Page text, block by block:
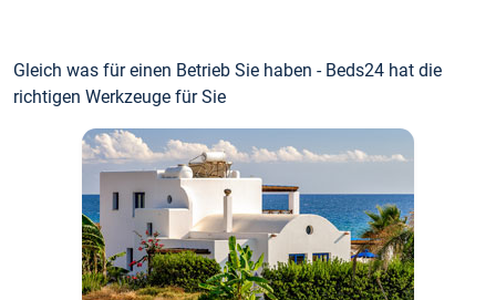
Gleich was für einen Betrieb Sie haben - Beds24 hat die
richtigen Werkzeuge für Sie